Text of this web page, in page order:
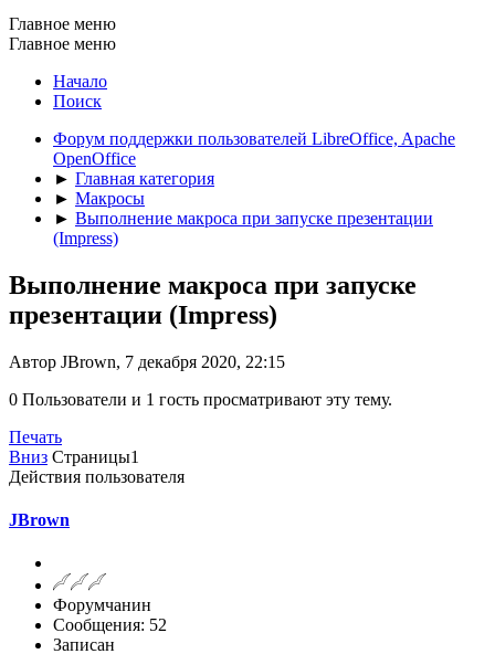
Главное меню
Главное меню
Начало
Поиск
Форум поддержки пользователей LibreOffice, Apache
OpenOffice
► Главная категория
► Макросы
► Выполнение макроса при запуске презентации
(Impress)
Выполнение макроса при запуске
презентации (Impress)
Автор JBrown, 7 декабря 2020, 22:15
0 Пользователи и 1 гость просматривают эту тему.
Печать
Вниз Страницы1
Действия пользователя
JBrown
Форумчанин
Сообщения: 52
Записан